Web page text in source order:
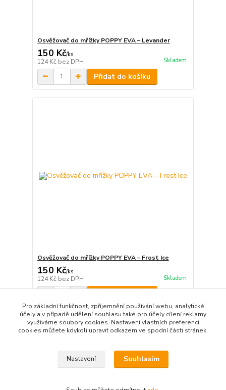
Osvěžovač do mřížky POPPY EVA – Levander
150 Kč/ks
124 Kč bez DPH Skladem
Přidat do košíku
Osvěžovač do mřížky POPPY EVA – Frost Ice
150 Kč/ks
124 Kč bez DPH Skladem
strana
Pro základní funkčnost, zpříjemnění používání webu, analytické
účely a v případě udělení souhlasu také pro účely cílení reklamy
využíváme soubory cookies. Nastavení vlastních preferencí
cookies můžete kdykoli upravit odkazem ve spodní části stránek.
Nastavení Souhlasím